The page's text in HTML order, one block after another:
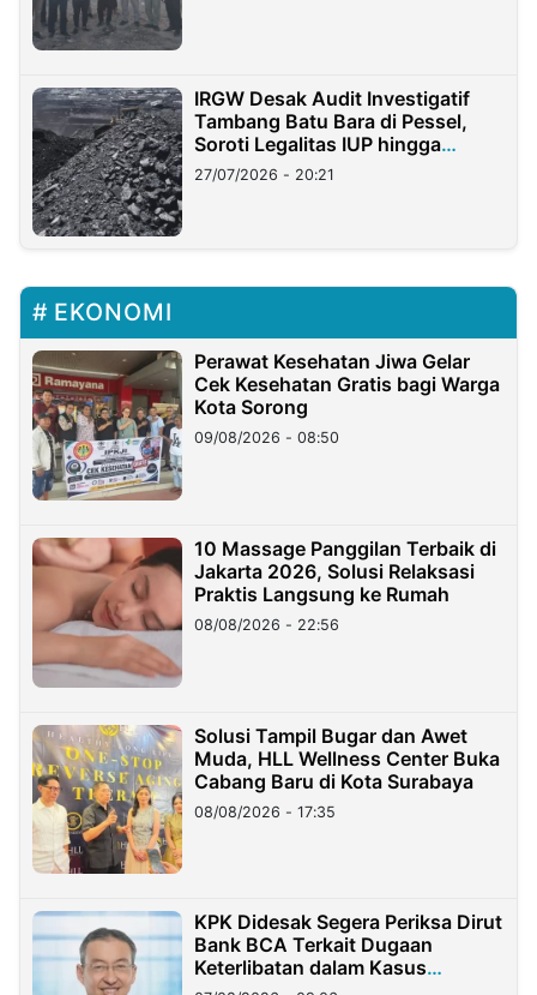
IRGW Desak Audit Investigatif
Tambang Batu Bara di Pessel,
Soroti Legalitas IUP hingga
Stockpile
27/07/2026 - 20:21
EKONOMI
Perawat Kesehatan Jiwa Gelar
Cek Kesehatan Gratis bagi Warga
Kota Sorong
09/08/2026 - 08:50
10 Massage Panggilan Terbaik di
Jakarta 2026, Solusi Relaksasi
Praktis Langsung ke Rumah
08/08/2026 - 22:56
Solusi Tampil Bugar dan Awet
Muda, HLL Wellness Center Buka
Cabang Baru di Kota Surabaya
08/08/2026 - 17:35
KPK Didesak Segera Periksa Dirut
Bank BCA Terkait Dugaan
Keterlibatan dalam Kasus